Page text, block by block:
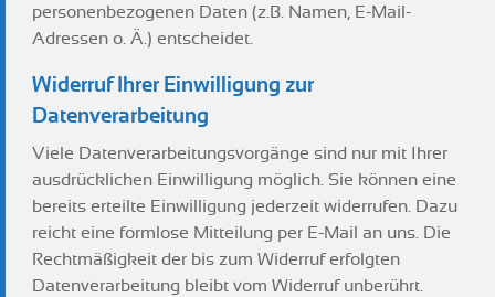
personenbezogenen Daten (z.B. Namen, E-Mail-
Adressen o. Ä.) entscheidet.
Widerruf Ihrer Einwilligung zur
Datenverarbeitung
Viele Datenverarbeitungsvorgänge sind nur mit Ihrer
ausdrücklichen Einwilligung möglich. Sie können eine
bereits erteilte Einwilligung jederzeit widerrufen. Dazu
reicht eine formlose Mitteilung per E-Mail an uns. Die
Rechtmäßigkeit der bis zum Widerruf erfolgten
Datenverarbeitung bleibt vom Widerruf unberührt.